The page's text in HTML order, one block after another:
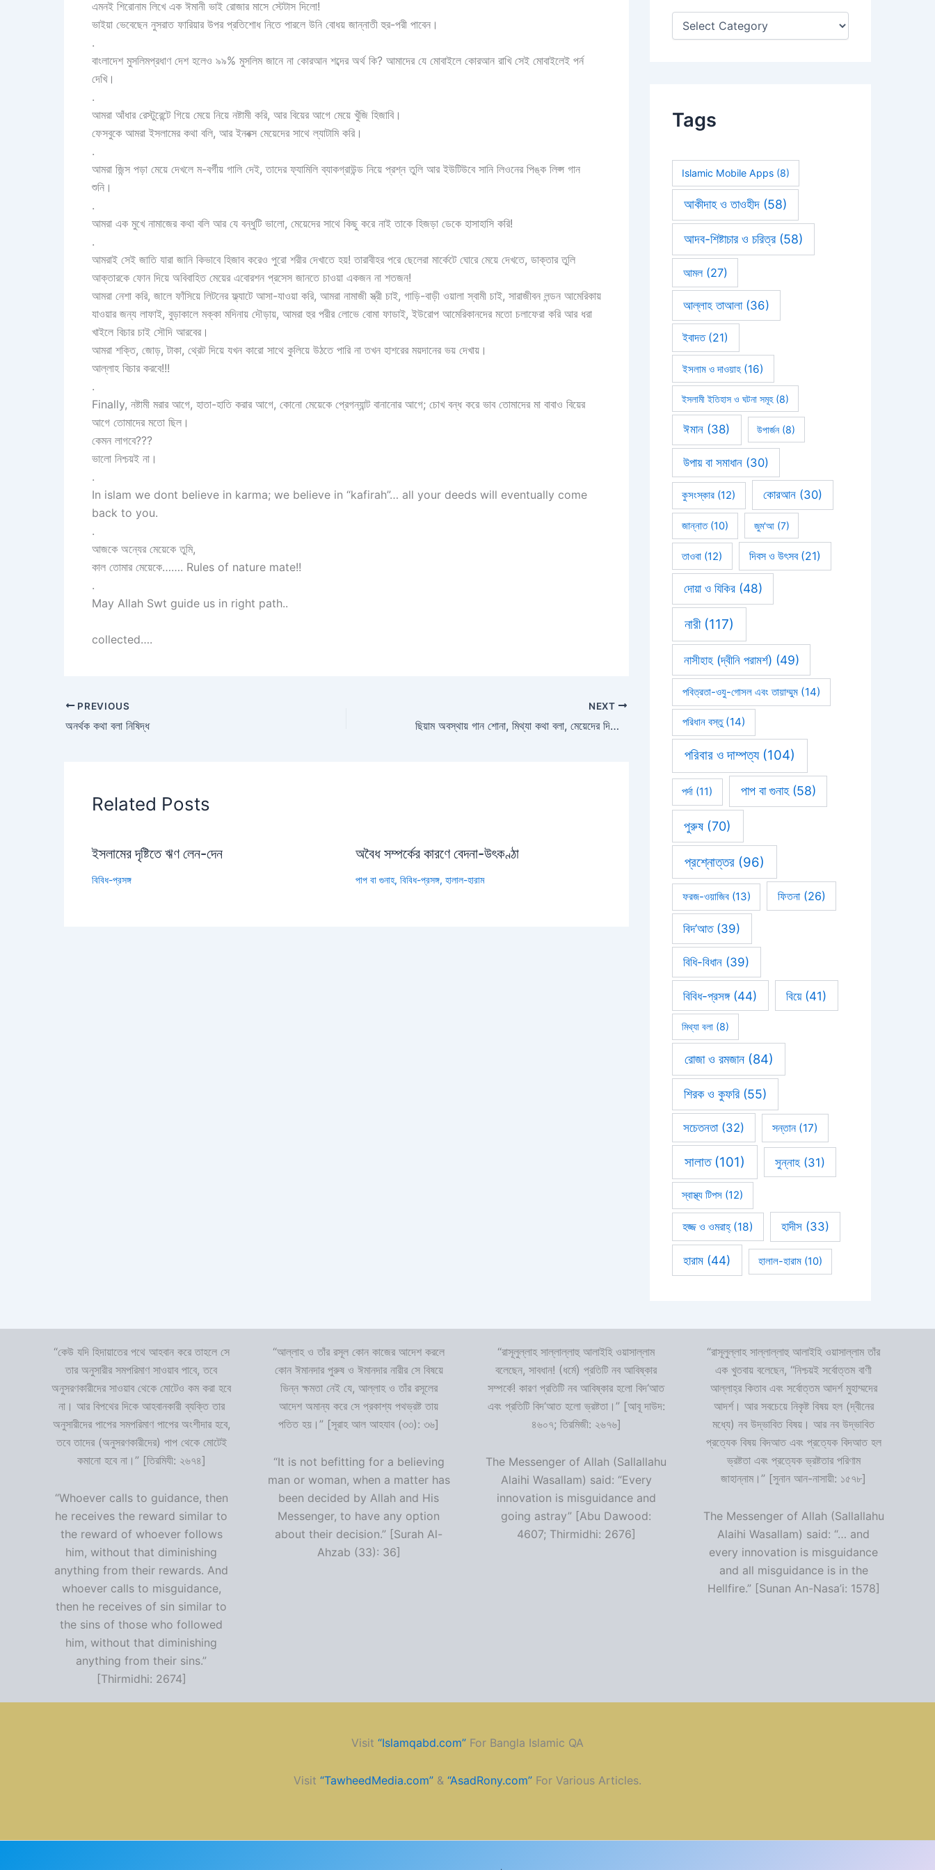
এমনই শিরোনাম লিখে এক ঈমানী ভাই রোজার মাসে স্টেটাস দিলো!
ভাইয়া ভেবেছেন নুসরাত ফারিয়ার উপর প্রতিশোধ নিতে পারলে উনি বোধয় জান্নাতী হুর-পরী পাবেন।
.
বাংলাদেশ মুসলিমপ্রধাণ দেশ হলেও ৯৯% মুসলিম জানে না কোরআন শব্দের অর্থ কি? আমাদের যে মোবাইলে কোরআন রাখি সেই মোবাইলেই পর্ন
দেখি।
.
আমরা আঁধার রেস্টুরেন্টে গিয়ে মেয়ে নিয়ে নষ্টামী করি, আর বিয়ের আগে মেয়ে খুঁজি হিজাবি।
ফেসবুকে আমরা ইসলামের কথা বলি, আর ইনবক্স মেয়েদের সাথে ল্যাটামি করি।
.
আমরা জিন্স পড়া মেয়ে দেখলে ম-বর্গীয় গালি দেই, তাদের ফ্যামিলি ব্যাকগ্রাউন্ড নিয়ে প্রশ্ন তুলি আর ইউটিউবে সানি লিওনের পিঙ্ক লিপ্স গান
শুনি।
.
আমরা এক মুখে নামাজের কথা বলি আর যে বন্ধুটি ভালো, মেয়েদের সাথে কিছু করে নাই তাকে হিজড়া ডেকে হাসাহাসি করি!
.
আমরাই সেই জাতি যারা জানি কিভাবে হিজাব করেও পুরো শরীর দেখাতে হয়! তারাবীহর পরে ছেলেরা মার্কেটে ঘোরে মেয়ে দেখতে, ডাক্তার তুলি
আক্তারকে ফোন দিয়ে অবিবাহিত মেয়ের এবোরশন প্রসেস জানতে চাওয়া একজন না শতজন!
আমরা নেশা করি, জালে ফাঁসিয়ে লিটনের ফ্ল্যাটে আসা-যাওয়া করি, আমরা নামাজী স্ত্রী চাই, গাড়ি-বাড়ী ওয়ালা স্বামী চাই, সারাজীবন লন্ডন আমেরিকায়
যাওয়ার জন্য লাফাই, বুড়াকালে মক্কা মদিনায় দৌড়ায়, আমরা হুর পরীর লোভে বোমা ফাডাই, ইউরোপ আমেরিকানদের মতো চলাফেরা করি আর ধরা
খাইলে বিচার চাই সৌদি আরবের।
আমরা শক্তি, জোড়, টাকা, থ্রেট দিয়ে যখন কারো সাথে কুলিয়ে উঠতে পারি না তখন হাশরের ময়দানের ভয় দেখায়।
আল্লাহ বিচার করবে!!!
.
Finally, নষ্টামী মরার আগে, হাতা-হাতি করার আগে, কোনো মেয়েকে প্রেগন্যান্ট বানানোর আগে; চোখ বন্ধ করে ভাব তোমাদের মা বাবাও বিয়ের
আগে তোমাদের মতো ছিল।
কেমন লাগবে???
ভালো নিশ্চয়ই না।
.
In islam we dont believe in karma; we believe in “kafirah”… all your deeds will eventually come
back to you.
.
আজকে অন্যের মেয়েকে তুমি,
কাল তোমার মেয়েকে……. Rules of nature mate!!
.
May Allah Swt guide us in right path..
collected….
PREVIOUS
অনর্থক কথা বলা নিষিদ্ধ
NEXT
ছিয়াম অবস্থায় গান শোনা, মিথ্যা কথা বলা, মেয়েদের দিকে কুদৃষ্টি দেওয়া প্রভৃতি পাপ কাজ করলে ছিয়াম বাতিল হয়ে যাবে। উক্ত বক্তব্যটি কি সঠিক?
Related Posts
ইসলামের দৃষ্টিতে ঋণ লেন-দেন
বিবিধ-প্রসঙ্গ
অবৈধ সম্পর্কের কারণে বেদনা-উৎকণ্ঠা
পাপ বা গুনাহ, বিবিধ-প্রসঙ্গ, হালাল-হারাম
:
Tags
Islamic Mobile Apps(8)
আকীদাহ ও তাওহীদ(58)
আদব-শিষ্টাচার ও চরিত্র(58)
আমল(27)
আল্লাহ তাআলা(36)
ইবাদত(21)
ইসলাম ও দাওয়াহ(16)
ইসলামী ইতিহাস ও ঘটনা সমূহ(8)
ঈমান (38) উপার্জন(8)
উপায় বা সমাধান(30)
কুসংস্কার (12) কোরআন(30)
জান্নাত(10) জুম'আ(7)
তাওবা (12) দিবস ও উৎসব(21)
দোয়া ও যিকির(48)
নারী(117)
নাসীহাহ (দ্বীনি পরামর্শ) (49)
পবিত্রতা-ওযু-গোসল এবং তায়াম্মুম(14)
পরিধান বস্তু(14)
পরিবার ও দাম্পত্য(104)
পর্দা (11) পাপ বা গুনাহ(58)
পুরুষ (70)
প্রশ্নোত্তর(96)
ফরজ-ওয়াজিব(13) ফিতনা(26)
বিদ’আত(39)
বিধি-বিধান (39)
বিবিধ-প্রসঙ্গ(44) বিয়ে(41)
মিথ্যা বলা(8)
রোজা ও রমজান(84)
শিরক ও কুফরি(55)
সচেতনতা(32) সন্তান(17)
সালাত(101) সুন্নাহ(31)
স্বাস্থ্য টিপস (12)
হজ্জ ও ওমরাহ্‌(18) হাদীস (33)
হারাম (44) হালাল-হারাম (10)
“কেউ যদি হিদায়াতের পথে আহবান করে তাহলে সে
তার অনুসারীর সমপরিমাণ সাওয়াব পাবে, তবে
অনুসরণকারীদের সাওয়াব থেকে মোটেও কম করা হবে
না। আর বিপথের দিকে আহবানকারী ব্যক্তি তার
অনুসারীদের পাপের সমপরিমাণ পাপের অংশীদার হবে,
তবে তাদের (অনুসরণকারীদের) পাপ থেকে মোটেই
কমানো হবে না।” [তিরমিযী: ২৬৭৪]
“Whoever calls to guidance, then
he receives the reward similar to
the reward of whoever follows
him, without that diminishing
anything from their rewards. And
whoever calls to misguidance,
then he receives of sin similar to
the sins of those who followed
him, without that diminishing
anything from their sins.”
[Thirmidhi: 2674]
“আল্লাহ ও তাঁর রসূল কোন কাজের আদেশ করলে
কোন ঈমানদার পুরুষ ও ঈমানদার নারীর সে বিষয়ে
ভিন্ন ক্ষমতা নেই যে, আল্লাহ ও তাঁর রসূলের
আদেশ অমান্য করে সে প্রকাশ্য পথভ্রষ্ট তায়
পতিত হয়।” [সূরাহ আল আহযাব (৩৩): ৩৬]
“It is not befitting for a believing
man or woman, when a matter has
been decided by Allah and His
Messenger, to have any option
about their decision.” [Surah Al-
Ahzab (33): 36]
“রাসূলুল্লাহ সাল্লাল্লাহু আলাইহি ওয়াসাল্লাম
বলেছেন, সাবধান! (ধর্মে) প্রতিটি নব আবিষ্কার
সম্পর্কে! কারণ প্রতিটি নব আবিষ্কার হলো বিদ‘আত
এবং প্রতিটি বিদ‘আত হলো ভ্রষ্টতা।” [আবূ দাউদ:
৪৬০৭; তিরমিজী: ২৬৭৬]
The Messenger of Allah (Sallallahu
Alaihi Wasallam) said: “Every
innovation is misguidance and
going astray” [Abu Dawood:
4607; Thirmidhi: 2676]
“রাসূলুল্লাহ সাল্লাল্লাহু আলাইহি ওয়াসাল্লাম তাঁর
এক খুতবায় বলেছেন, “নিশ্চয়ই সর্বোত্তম বাণী
আল্লাহ্‌র কিতাব এবং সর্বোত্তম আদর্শ মুহাম্মদের
আদর্শ। আর সবচেয়ে নিকৃষ্ট বিষয় হল (দ্বীনের
মধ্যে) নব উদ্ভাবিত বিষয়। আর নব উদ্ভাবিত
প্রত্যেক বিষয় বিদআত এবং প্রত্যেক বিদআত হল
ভ্রষ্টতা এবং প্রত্যেক ভ্রষ্টতার পরিণাম
জাহান্নাম।” [সুনান আন-নাসায়ী: ১৫৭৮]
The Messenger of Allah (Sallallahu
Alaihi Wasallam) said: “… and
every innovation is misguidance
and all misguidance is in the
Hellfire.” [Sunan An-Nasa’i: 1578]
Visit “Islamqabd.com” For Bangla Islamic QA
Visit “TawheedMedia.com” & “AsadRony.com” For Various Articles.